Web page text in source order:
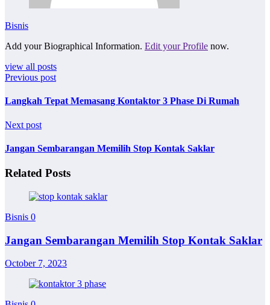
Bisnis
Add your Biographical Information. Edit your Profile now.
view all posts
Previous post
Langkah Tepat Memasang Kontaktor 3 Phase Di Rumah
Next post
Jangan Sembarangan Memilih Stop Kontak Saklar
Related Posts
Bisnis 0
Jangan Sembarangan Memilih Stop Kontak Saklar
October 7, 2023